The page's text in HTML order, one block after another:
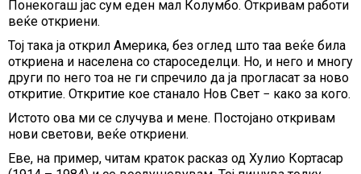
Понекогаш јас сум еден мал Колумбо. Откривам работи
веќе откриени.
Тој така ја открил Америка, без оглед што таа веќе била
откриена и населена со староседелци. Но, и него и многу
други по него тоа не ги спречило да ја прогласат за ново
откритие. Откритие кое станало Нов Свет − како за кого.
Истото ова ми се случува и мене. Постојано откривам
нови светови, веќе откриени.
Еве, на пример, читам краток расказ од Хулио Кортасар